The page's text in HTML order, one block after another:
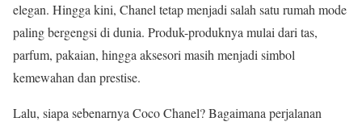
elegan. Hingga kini, Chanel tetap menjadi salah satu rumah mode
paling bergengsi di dunia. Produk-produknya mulai dari tas,
parfum, pakaian, hingga aksesori masih menjadi simbol
kemewahan dan prestise.
Lalu, siapa sebenarnya Coco Chanel? Bagaimana perjalanan